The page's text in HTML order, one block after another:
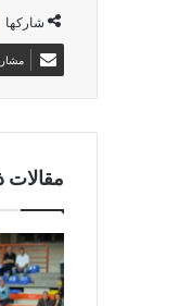
شاركها